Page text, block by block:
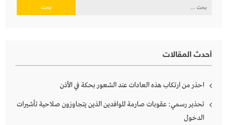
البحث
أحدث المقالات
احذر من ارتكاب هذه العادات عند الشعور بحكة في الأذن
تحذير رسمي: عقوبات صارمة للوافدين الذين يتجاوزون صلاحية تأشيرات
الدخول